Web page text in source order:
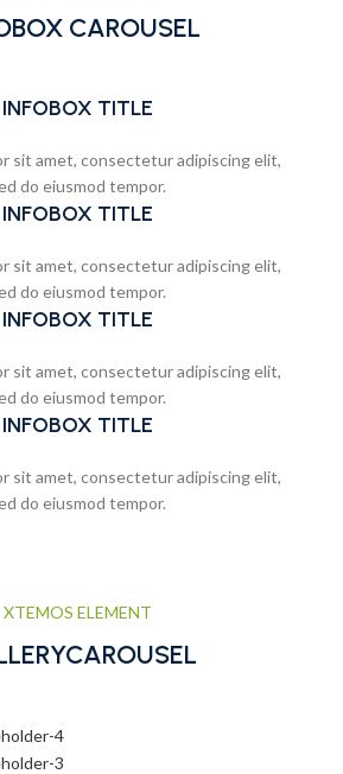
CAROUSEL
INFOBOX TITLE
sit amet, consectetur adipiscing elit,
do eiusmod tempor.
INFOBOX TITLE
sit amet, consectetur adipiscing elit,
do eiusmod tempor.
INFOBOX TITLE
sit amet, consectetur adipiscing elit,
do eiusmod tempor.
INFOBOX TITLE
sit amet, consectetur adipiscing elit,
do eiusmod tempor.
XTEMOS ELEMENT